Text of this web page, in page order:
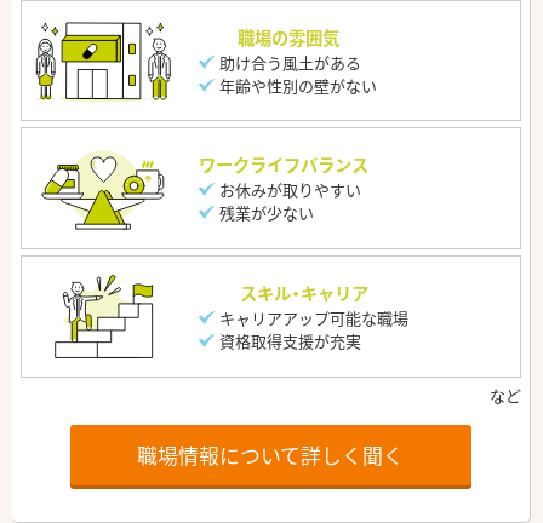
職場の雰囲気
助け合う風土がある
年齢や性別の壁がない
ワークライフバランス
お休みが取りやすい
残業が少ない
スキル・キャリア
キャリアアップ可能な職場
資格取得支援が充実
職場情報について詳しく聞く